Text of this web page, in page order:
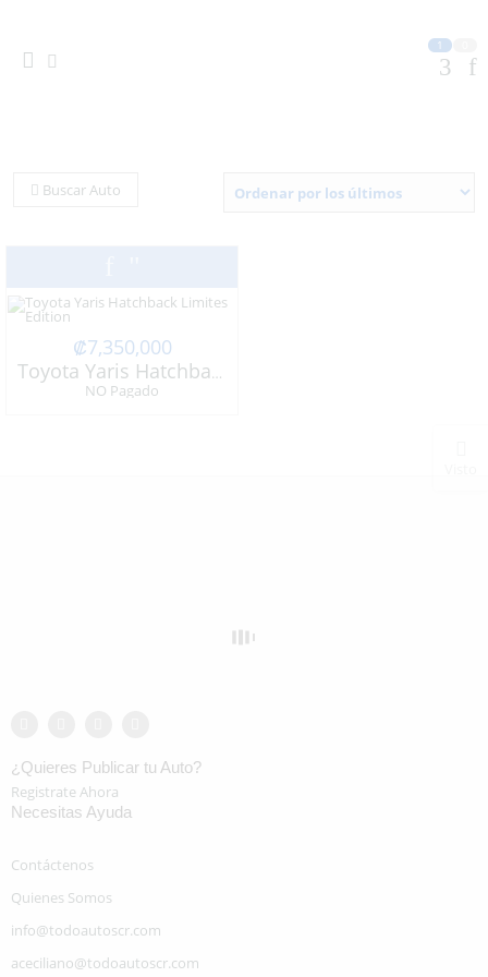
1
Buscar Auto
₡7,350,000
Toyota Yaris Hatchback Limites Edition
NO Pagado
¿Quieres Publicar tu Auto?
Registrate Ahora
Necesitas Ayuda
Contáctenos
Quienes Somos
info@todoautoscr.com
aceciliano@todoautoscr.com